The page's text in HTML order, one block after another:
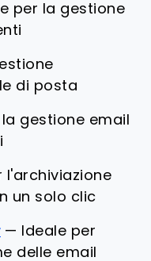
per la gestione
di posta
gestione email
l'archiviazione
un solo clic
—
Ideale per
delle email